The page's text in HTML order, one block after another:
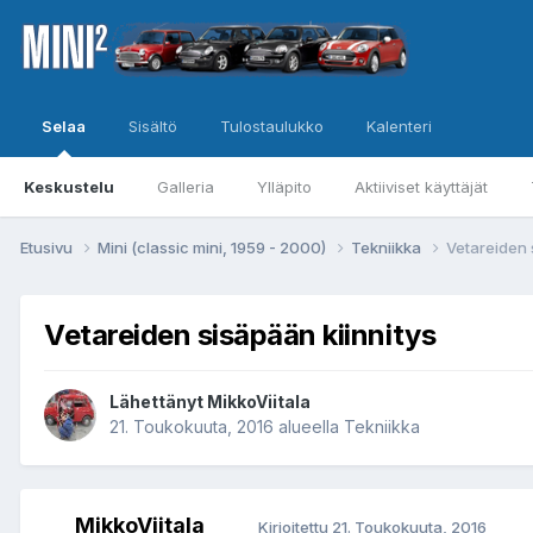
Selaa
Keskustelu Galleria Ylläpito Aktiiviset käyttäjät
Sisältö Tulostaulukko Kalenteri
Etusivu Mini (classic mini, 1959 - 2000) Tekniikka Vetareiden
Vetareiden sisäpään kiinnitys
Lähettänyt MikkoViitala
21. Toukokuuta, 2016 alueella Tekniikka
MikkoViitala Kirjoitettu 21. Toukokuuta, 2016